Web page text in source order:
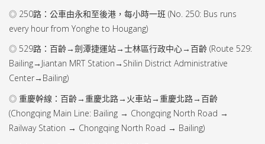
◎ 250路：公車由永和至後港，每小時一班 (No. 250: Bus runs
every hour from Yonghe to Hougang)
◎ 529路：百齡→劍潭捷運站→士林區行政中心→百齡 (Route 529:
Bailing→ Jiantan MRT Station → Shilin District Administrative
Center→ Bailing)
◎ 重慶幹線：百齡→重慶北路→火車站→重慶北路→百齡
(Chongqing Main Line: Bailing → Chongqing North Road →
Railway Station → Chongqing North Road → Bailing)